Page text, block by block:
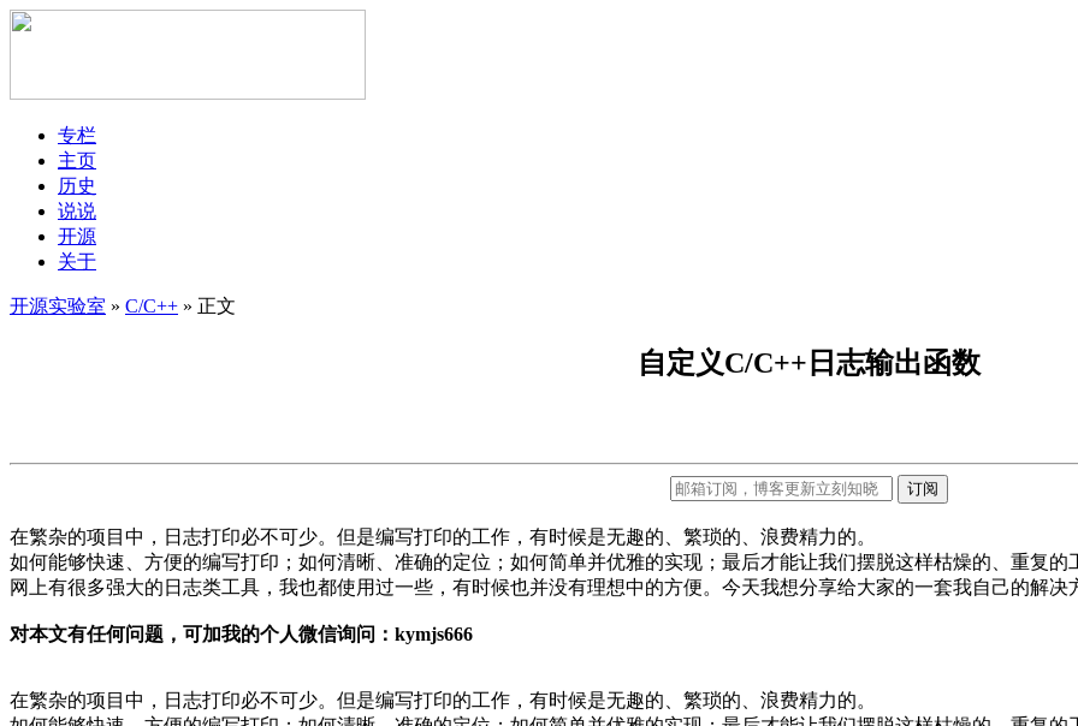
专栏
主页
历史
说说
开源
关于
开源实验室 » C/C++ » 正文
自定义C/C++日志输出函数
订阅
在繁杂的项目中，日志打印必不可少。但是编写打印的工作，有时候是无趣的、繁琐的、浪费精力的。
如何能够快速、方便的编写打印；如何清晰、准确的定位；如何简单并优雅的实现；最后才能让我们摆脱这样枯燥的、重复的
网上有很多强大的日志类工具，我也都使用过一些，有时候也并没有理想中的方便。今天我想分享给大家的一套我自己的解决
对本文有任何问题，可加我的个人微信询问：kymjs666
在繁杂的项目中，日志打印必不可少。但是编写打印的工作，有时候是无趣的、繁琐的、浪费精力的。